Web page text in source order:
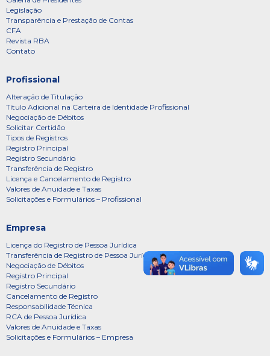
Legislação
Transparência e Prestação de Contas
CFA
Revista RBA
Contato
Profissional
Alteração de Titulação
Título Adicional na Carteira de Identidade Profissional
Negociação de Débitos
Solicitar Certidão
Tipos de Registros
Registro Principal
Registro Secundário
Transferência de Registro
Licença e Cancelamento de Registro
Valores de Anuidade e Taxas
Solicitações e Formulários – Profissional
Empresa
Licença do Registro de Pessoa Jurídica
Transferência de Registro de Pessoa Jurídica
Negociação de Débitos
Registro Principal
Registro Secundário
Cancelamento de Registro
Responsabilidade Técnica
RCA de Pessoa Jurídica
Valores de Anuidade e Taxas
Solicitações e Formulários – Empresa